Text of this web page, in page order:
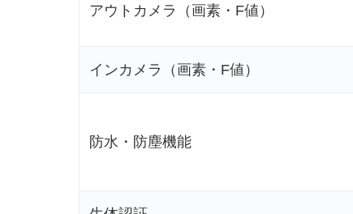
アウトカメラ（画素・F値）
インカメラ（画素・F値）
防水・防塵機能